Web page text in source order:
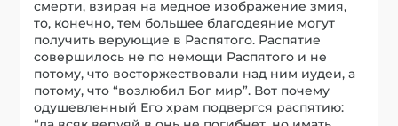
смерти, взирая на медное изображение змия,
то, конечно, тем большее благодеяние могут
получить верующие в Распятого. Распятие
совершилось не по немощи Распятого и не
потому, что восторжествовали над ним иудеи, а
потому, что “возлюбил Бог мир”. Вот почему
одушевленный Его храм подвергся распятию: